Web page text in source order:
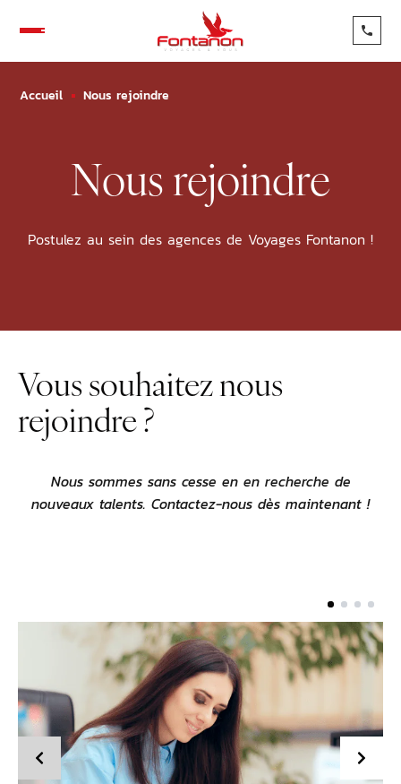
Voyages en
Blog
Accueil Nous rejoindre
Nous rejoindre
Postulez au sein des agences de Voyages Fontanon !
Vous souhaitez nous
rejoindre ?
Nous sommes sans cesse en en recherche de
nouveaux talents. Contactez-nous dès maintenant !